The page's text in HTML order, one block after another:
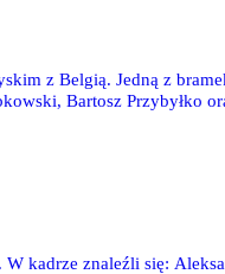
z Belgią. Jedną z
Bartosz Przybyłko
kadrze znaleźli się: